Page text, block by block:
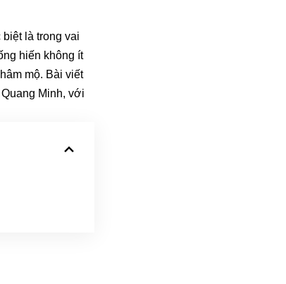
là trong vai
hiến không ít
mộ. Bài viết
Minh, với